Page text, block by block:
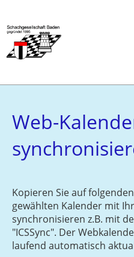
Web-
Kopieren Sie auf
gewählten Kalender mit
synchronisieren z.B. mit
"ICSSync". Der
laufend automatisch